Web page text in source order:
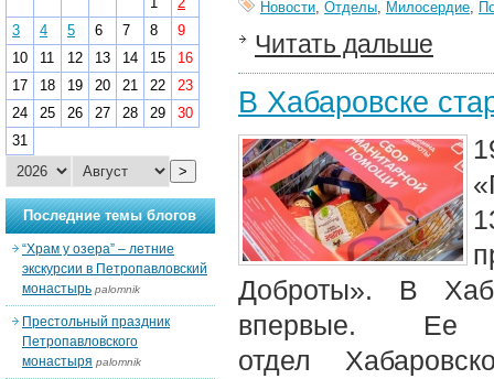
Новости, Отделы, Милосердие,
Читать дальше
В Хабаровске
Доброты». В
впервые. Ее
отдел
3
4 5 6 7 8
9
10
11 12 13 14 15
16
17
18 19 20 21 22
23
24
25 26 27 28 29
30
31
>
Последние темы блогов
“Храм у озера” – летние
экскурсии в Петропавловский
монастырь palomnik
Престольный праздник
Петропавловского
монастыря palomnik